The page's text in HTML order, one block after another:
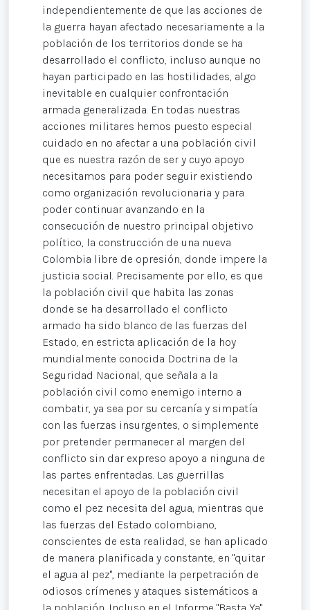
independientemente de que las acciones de
la guerra hayan afectado necesariamente a la
población de los territorios donde se ha
desarrollado el conflicto, incluso aunque no
hayan participado en las hostilidades, algo
inevitable en cualquier confrontación
armada generalizada. En todas nuestras
acciones militares hemos puesto especial
cuidado en no afectar a una población civil
que es nuestra razón de ser y cuyo apoyo
necesitamos para poder seguir existiendo
como organización revolucionaria y para
poder continuar avanzando en la
consecución de nuestro principal objetivo
político, la construcción de una nueva
Colombia libre de opresión, donde impere la
justicia social. Precisamente por ello, es que
la población civil que habita las zonas
donde se ha desarrollado el conflicto
armado ha sido blanco de las fuerzas del
Estado, en estricta aplicación de la hoy
mundialmente conocida Doctrina de la
Seguridad Nacional, que señala a la
población civil como enemigo interno a
combatir, ya sea por su cercanía y simpatía
con las fuerzas insurgentes, o simplemente
por pretender permanecer al margen del
conflicto sin dar expreso apoyo a ninguna de
las partes enfrentadas. Las guerrillas
necesitan el apoyo de la población civil
como el pez necesita del agua, mientras que
las fuerzas del Estado colombiano,
conscientes de esta realidad, se han aplicado
de manera planificada y constante, en "quitar
el agua al pez", mediante la perpetración de
odiosos crímenes y ataques sistemáticos a